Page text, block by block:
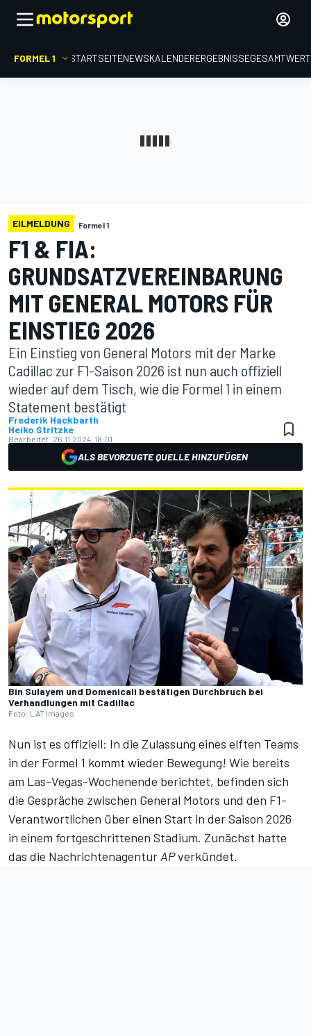
FORMEL 1 STARTSEITENEWSKALENDERERGEBNISSE
EILMELDUNG Formel 1
F1 & FIA:
GRUNDSATZVEREINBARUNG
MIT GENERAL MOTORS FÜR
EINSTIEG 2026
Ein Einstieg von General Motors mit der Marke
Cadillac zur F1-Saison 2026 ist nun auch offiziell
wieder auf dem Tisch, wie die Formel 1 in einem
Statement bestätigt
Frederik Hackbarth
Heiko Stritzke
Bearbeitet: 26.11.2024, 18:01
ALS BEVORZUGTE QUELLE HINZUFÜGEN
Bin Sulayem und Domenicali bestätigen Durchbruch bei
Verhandlungen mit Cadillac
Foto: LAT Images
Nun ist es offiziell: In die Zulassung eines elften Teams
in der Formel 1 kommt wieder Bewegung! Wie bereits
am Las-Vegas-Wochenende berichtet, befinden sich
die Gespräche zwischen General Motors und den F1-
Verantwortlichen über einen Start in der Saison 2026
in einem fortgeschrittenen Stadium. Zunächst hatte
das die NachrichtenagenturAPverkündet.